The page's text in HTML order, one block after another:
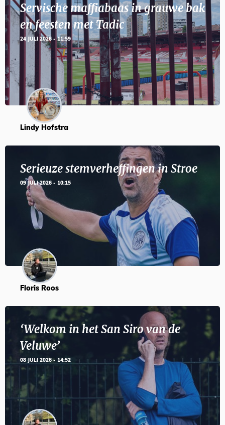
Servische maffiabaas in grauwe bak
en feesten met Tadic
24 JULI 2026 - 11:59
Lindy Hofstra
Serieuze stemverheffingen in Stroe
09 JULI 2026 - 10:15
Floris Roos
‘Welkom in het San Siro van de
Veluwe’
08 JULI 2026 - 14:52